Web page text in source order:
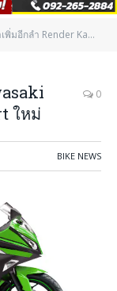
Kawasaki Ninja 250RR ว่าที่ Supersport ใหม่
ใหม่
0
BIKE NEWS